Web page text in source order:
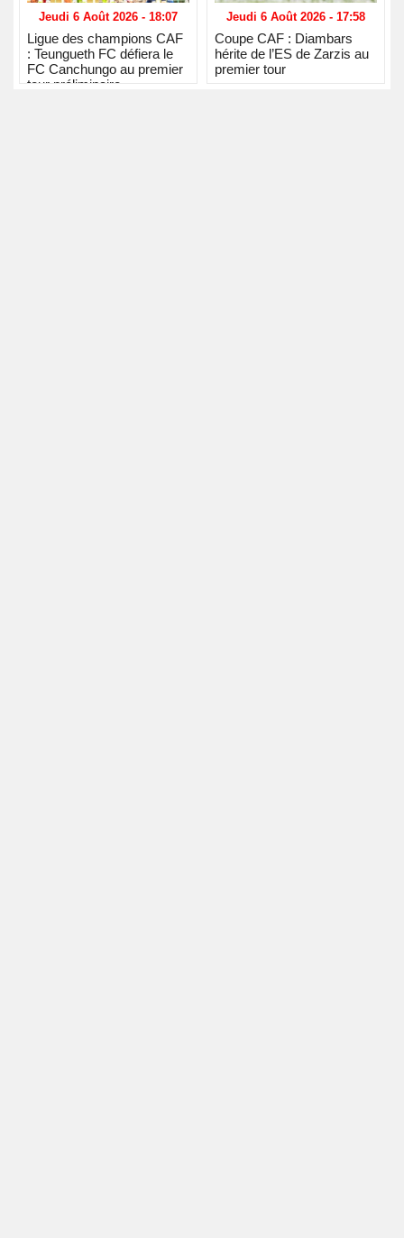
Jeudi 6 Août 2026 - 18:07
Ligue des champions CAF
: Teungueth FC défiera le
FC Canchungo au premier
tour préliminaire
Jeudi 6 Août 2026 - 17:58
Coupe CAF : Diambars
hérite de l’ES de Zarzis au
premier tour